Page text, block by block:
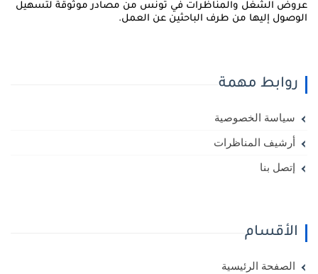
الشغل والمناظرات في تونس من مصادر موثوقة لتسهيل
إليها من طرف الباحثين عن العمل.
روابط مهمة
سياسة الخصوصية
أرشيف المناظرات
إتصل بنا
الأقسام
الصفحة الرئيسية